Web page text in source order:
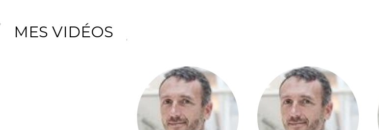
MES VIDÉOS